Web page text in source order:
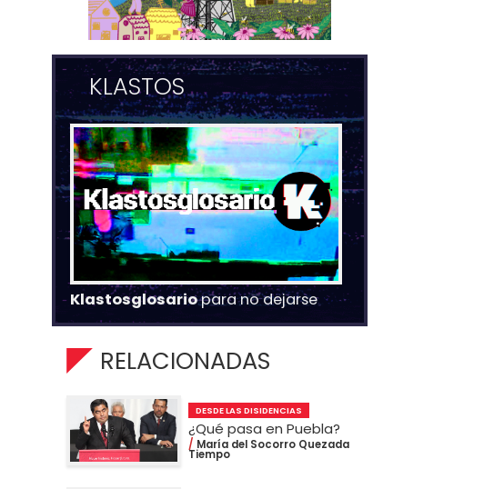
KLASTOS
Klastosglosariopara no dejarse
RELACIONADAS
DESDE LAS DISIDENCIAS
¿Qué pasa en Puebla?
María del Socorro Quezada
Tiempo